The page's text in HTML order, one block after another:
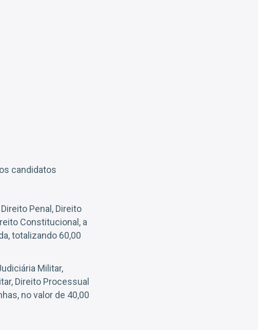
candidatos
Penal, Direito
Constitucional, a
totalizando 60,00
Militar,
Direito Processual
no valor de 40,00